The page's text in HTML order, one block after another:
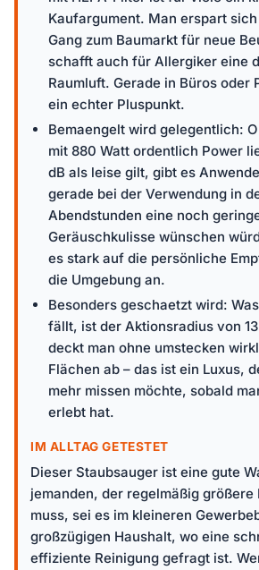
Kaufargument. Man erspart
Gang zum Baumarkt für neue
schafft auch für Allergiker eine
Raumluft. Gerade in Büros oder
ein echter Pluspunkt.
Bemaengelt wird gelegentlich:
mit 880 Watt ordentlich Power
dB als leise gilt, gibt es
gerade bei der Verwendung in
Abendstunden eine noch
Geräuschkulisse wünschen
es stark auf die persönliche
die Umgebung an.
Besonders geschaetzt wird:
fällt, ist der Aktionsradius von
deckt man ohne umstecken
Flächen ab – das ist ein Luxus,
mehr missen möchte, sobald
erlebt hat.
IM ALLTAG GETESTET
Dieser Staubsauger ist eine gute
jemanden, der regelmäßig größere
muss, sei es im kleineren
großzügigen Haushalt, wo eine
effiziente Reinigung gefragt ist.